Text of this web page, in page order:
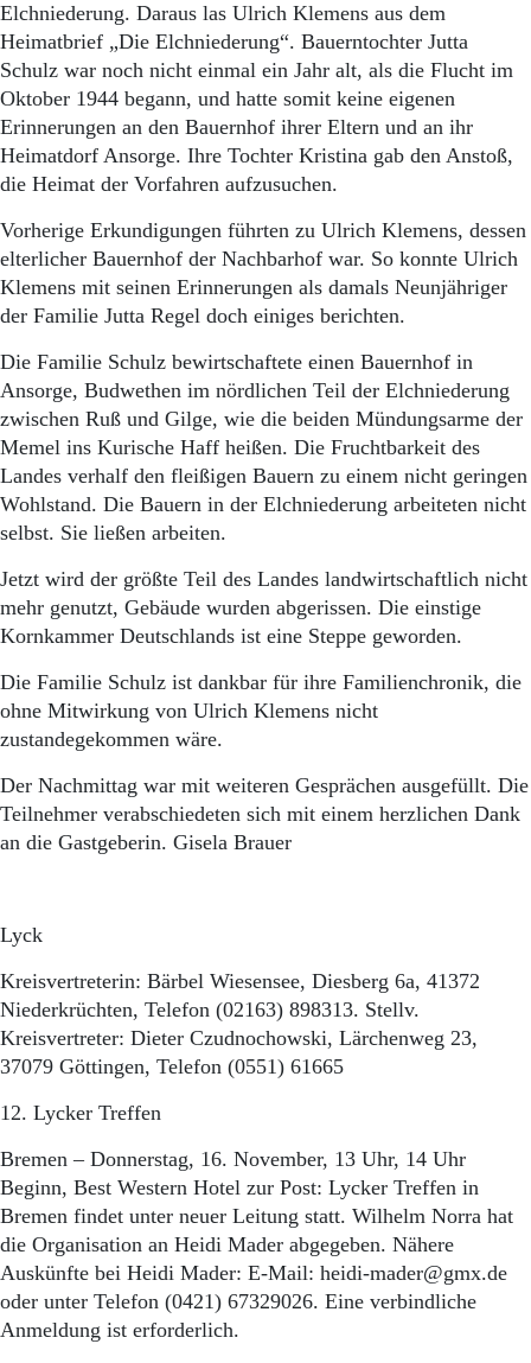
Elchniederung. Daraus las Ulrich Klemens aus dem
Heimatbrief „Die Elchniederung“. Bauerntochter Jutta
Schulz war noch nicht einmal ein Jahr alt, als die Flucht im
Oktober 1944 begann, und hatte somit keine eigenen
Erinnerungen an den Bauernhof ihrer Eltern und an ihr
Heimatdorf Ansorge. Ihre Tochter Kristina gab den Anstoß,
die Heimat der Vorfahren aufzusuchen.
Vorherige Erkundigungen führten zu Ulrich Klemens, dessen
elterlicher Bauernhof der Nachbarhof war. So konnte Ulrich
Klemens mit seinen Erinnerungen als damals Neunjähriger
der Familie Jutta Regel doch einiges berichten.
Die Familie Schulz bewirtschaftete einen Bauernhof in
Ansorge, Budwethen im nördlichen Teil der Elchniederung
zwischen Ruß und Gilge, wie die beiden Mündungsarme der
Memel ins Kurische Haff heißen. Die Fruchtbarkeit des
Landes verhalf den fleißigen Bauern zu einem nicht geringen
Wohlstand. Die Bauern in der Elchniederung arbeiteten nicht
selbst. Sie ließen arbeiten.
Jetzt wird der größte Teil des Landes landwirtschaftlich nicht
mehr genutzt, Gebäude wurden abgerissen. Die einstige
Kornkammer Deutschlands ist eine Steppe geworden.
Die Familie Schulz ist dankbar für ihre Familienchronik, die
ohne Mitwirkung von Ulrich Klemens nicht
zustandegekommen wäre.
Der Nachmittag war mit weiteren Gesprächen ausgefüllt. Die
Teilnehmer verabschiedeten sich mit einem herzlichen Dank
an die Gastgeberin. Gisela Brauer
Lyck
Kreisvertreterin: Bärbel Wiesensee, Diesberg 6a, 41372
Niederkrüchten, Telefon (02163) 898313. Stellv.
Kreisvertreter: Dieter Czudnochowski, Lärchenweg 23,
37079 Göttingen, Telefon (0551) 61665
12. Lycker Treffen
Bremen – Donnerstag, 16. November, 13 Uhr, 14 Uhr
Beginn, Best Western Hotel zur Post: Lycker Treffen in
Bremen findet unter neuer Leitung statt. Wilhelm Norra hat
die Organisation an Heidi Mader abgegeben. Nähere
Auskünfte bei Heidi Mader: E-Mail: heidi-mader@gmx.de
oder unter Telefon (0421) 67329026. Eine verbindliche
Anmeldung ist erforderlich.